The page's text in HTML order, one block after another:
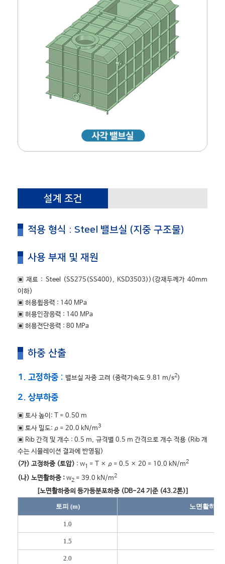
설계 조건
적용 형식 : Steel 밸브실 (지중 구조물)
사용 부재 및 재원
▣ 재료 : Steel (SS275(SS400), KSD3503))(강재두께가 40mm
이하)
▣ 허용휨응력 : 140 MPa
▣ 허용인장응력 : 140 MPa
▣ 허용전단응력 : 80 MPa
하중 산출
1. 고정하중 : 밸브실 자중 고려 (중력가속도 9.81 m/s2)
2. 상부하중
▣ 토사 높이: T = 0.50 m
▣ 토사 밀도: ρ = 20.0 kN/m3
▣ Rib 간격 및 개수 : 0.5 m, 규격별 0.5 m 간격으로 개수 적용 (Rib 개
수는 시뮬레이션 결과에 반영됨)
(가) 고정하중 (토압) : w1 = T × ρ = 0.5 × 20 = 10.0 kN/m2
(나) 노면활하중 : w2 = 39.0 kN/m2
[노면활하중의 등가등분포하중 (DB-24 기준 (43.2톤)]
토피 (m)
노면활하중
1.0
1.5
2.0